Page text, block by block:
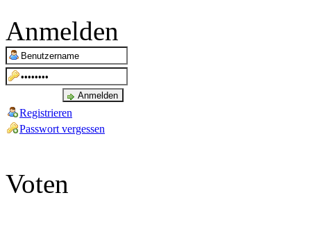
Anmelden
Registrieren
Passwort vergessen
Voten